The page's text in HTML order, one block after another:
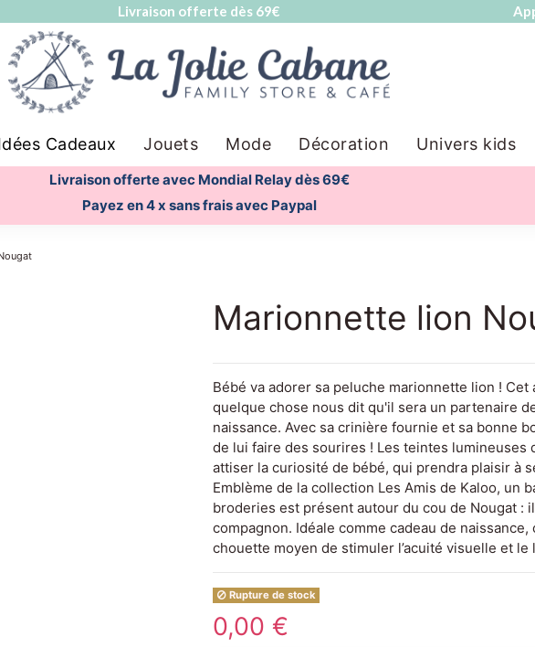
Livraison offerte dès 69€
Cadeaux Jouets Mode Décoration Univers kids
Livraison offerte avec Mondial Relay dès 69€
Payez en 4 x sans frais avec Paypal
Marionnette lion
Bébé va adorer sa peluche marionnette lion !
quelque chose nous dit qu'il sera un partenaire
naissance. Avec sa crinière fournie et sa bonne
de lui faire des sourires ! Les teintes
attiser la curiosité de bébé, qui prendra plaisir à
Emblème de la collection Les Amis de Kaloo, un
broderies est présent autour du cou de Nougat :
compagnon. Idéale comme cadeau de
chouette moyen de stimuler l’acuité visuelle et
Rupture de stock
0,00 €